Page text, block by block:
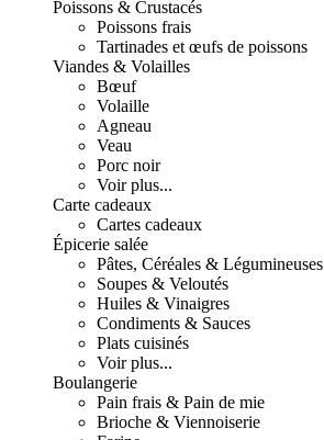
Poissons & Crustacés
Poissons frais
Tartinades et œufs de poissons
Viandes & Volailles
Bœuf
Volaille
Agneau
Veau
Porc noir
Voir plus...
Carte cadeaux
Cartes cadeaux
Épicerie salée
Pâtes, Céréales & Légumineuses
Soupes & Veloutés
Huiles & Vinaigres
Condiments & Sauces
Plats cuisinés
Voir plus...
Boulangerie
Pain frais & Pain de mie
Brioche & Viennoiserie